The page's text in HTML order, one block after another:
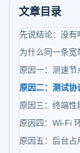
文章目录
先说结论：没有
为什么同一条宽
原因一：测速节
原因二：测试协
原因三：终端
原因四：Wi-Fi
原因五：后台占